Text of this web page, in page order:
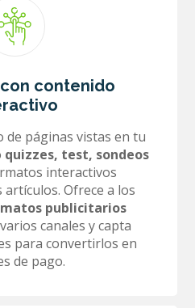
contenido
de páginas vistas en tu
quizzes, test, sondeos
interactivos
Ofrece a los
publicitarios
canales y capta
para convertirlos en
de pago.